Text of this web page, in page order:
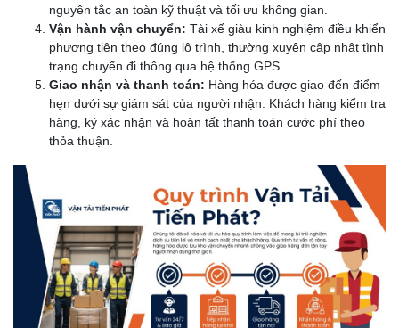
nguyên tắc an toàn kỹ thuật và tối ưu không gian.
Vận hành vận chuyển: Tài xế giàu kinh nghiệm điều khiển
phương tiện theo đúng lộ trình, thường xuyên cập nhật tình
trạng chuyến đi thông qua hệ thống GPS.
Giao nhận và thanh toán: Hàng hóa được giao đến điểm
hẹn dưới sự giám sát của người nhận. Khách hàng kiểm tra
hàng, ký xác nhận và hoàn tất thanh toán cước phí theo
thỏa thuận.